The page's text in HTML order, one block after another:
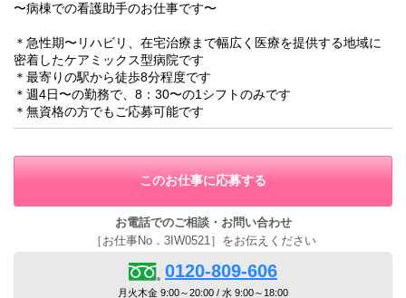
〜病棟での看護助手のお仕事です〜
＊急性期〜リハビリ、在宅治療まで幅広く医療を提供する地域に
密着したケアミックス型病院です
＊最寄りの駅から徒歩8分程度です
＊週4日〜の勤務で、8：30〜の1シフトのみです
＊無資格の方でもご応募可能です
このお仕事に応募する
お電話でのご相談・お問い合わせ
［お仕事No．3IW0521］をお伝えください
0120-809-606
月火木金 9:00～20:00 / 水 9:00～18:00